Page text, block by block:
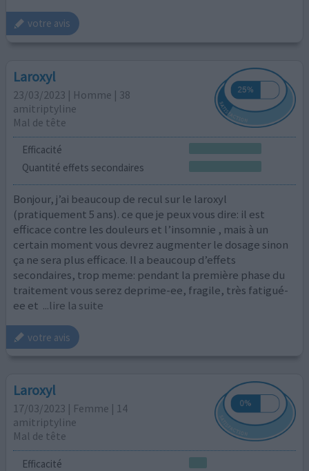
votre avis
Laroxyl
23/03/2023 | Homme | 38
amitriptyline
Mal de tête
Efficacité
Quantité effets secondaires
Bonjour, j’ai beaucoup de recul sur le laroxyl
(pratiquement 5 ans). ce que je peux vous dire: il est
efficace contre les douleurs et l’insomnie , mais à un
certain moment vous devrez augmenter le dosage sinon
ça ne sera plus efficace. Il a beaucoup d’effets
secondaires, trop meme: pendant la première phase du
traitement vous serez deprime-ee, fragile, très fatigué-
ee et ...lire la suite
votre avis
Laroxyl
17/03/2023 | Femme | 14
amitriptyline
Mal de tête
Efficacité